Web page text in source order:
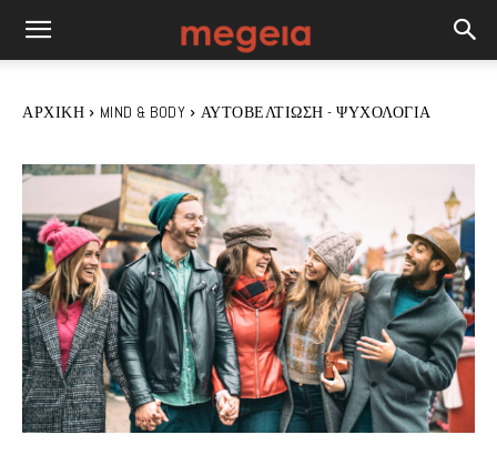
ΑΡΧΙΚΉ MIND & BODY ΑΥΤΟΒΕΛΤΊΩΣΗ - ΨΥΧΟΛΟΓΊΑ